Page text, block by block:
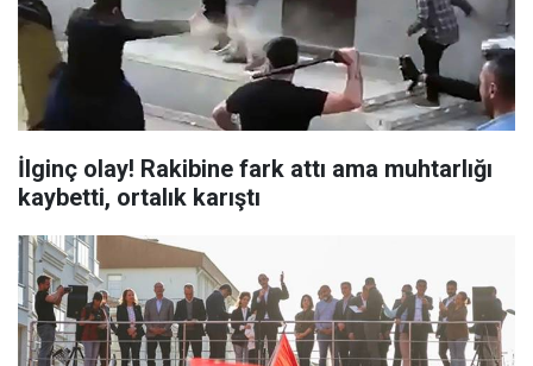
İlginç olay! Rakibine fark attı ama muhtarlığı
kaybetti, ortalık karıştı